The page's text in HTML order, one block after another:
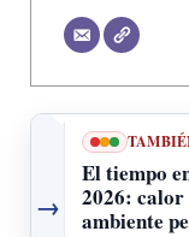
→
El tiempo
2026: calor
ambiente